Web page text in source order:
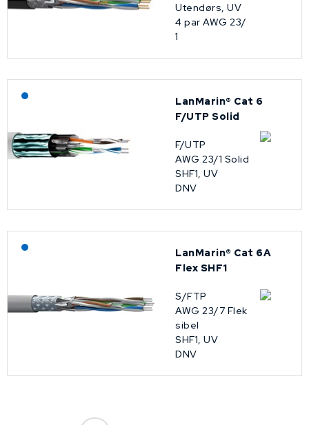
Utendørs, UV
4 par AWG 23/
1
LanMarin® Cat 6
F/UTP Solid
F/UTP
AWG 23/1 Solid
SHF1, UV
DNV
LanMarin® Cat 6A
Flex SHF1
S/FTP
AWG 23/7 Flek
sibel
SHF1, UV
DNV